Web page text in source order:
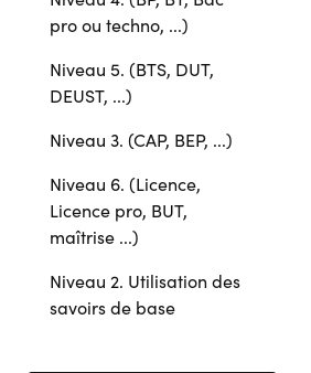
pro ou techno, ...)
Niveau 5. (BTS, DUT,
DEUST, ...)
Niveau 3. (CAP, BEP, ...)
Niveau 6. (Licence,
Licence pro, BUT,
maîtrise ...)
Niveau 2. Utilisation des
savoirs de base